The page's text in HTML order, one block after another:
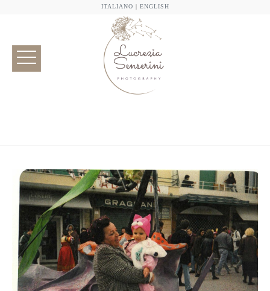
ITALIANO | ENGLISH